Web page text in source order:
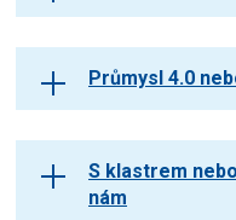
Průmysl 4.0
S klastrem
nám